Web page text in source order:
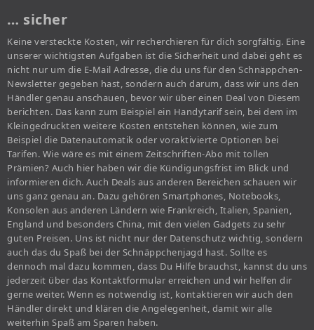
… sicher
Keine versteckte Kosten, wir recherchieren für dich sorgfältig. Eine
unserer wichtigsten Aufgaben ist die Sicherheit und dabei geht es
nicht nur um die E-Mail Adresse, die du uns für den Schnäppchen-
Newsletter gegeben hast, sondern auch darum, dass wir uns den
Händler genau anschauen, bevor wir über einen Deal von Diesem
berichten. Das kann zum Beispiel ein Handytarif sein, bei dem im
Kleingedruckten weitere Kosten entstehen können, wie zum
Beispiel die Datenautomatik oder voraktivierte Optionen bei
Tarifen. Wie wäre es mit einem Zeitschriften-Abo mit tollen
Prämien? Auch hier haben wir die Kündigungsfrist im Blick und
informieren dich. Auch Deals aus anderen Bereichen schauen wir
uns ganz genau an. Dazu gehören Smartphones, Notebooks,
Konsolen aus anderen Ländern wie Frankreich, Italien, Spanien,
England und besonders China, mit den vielen Gadgets zu sehr
guten Preisen. Uns ist nicht nur der Datenschutz wichtig, sondern
auch das du Spaß bei der Schnäppchenjagd hast. Sollte es
dennoch mal dazu kommen, dass Du Hilfe brauchst, kannst du uns
jederzeit über das Kontaktformular erreichen und wir helfen dir
gerne weiter. Wenn es notwendig ist, kontaktieren wir auch den
Händler direkt und klären die Angelegenheit, damit wir alle
weiterhin Spaß am Sparen haben.